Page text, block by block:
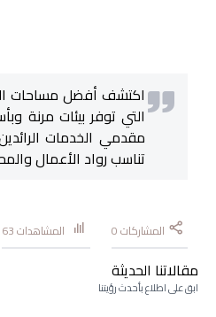
اكتشف أفضل مساحات
التي توفر بيئات مرنة
مقدمي الخدمات
تناسب رواد الأعمال
المشاركات0 المشاهدات63
مقالاتنا الحديثة
ابق على اطلاع بأحدث رؤيتنا